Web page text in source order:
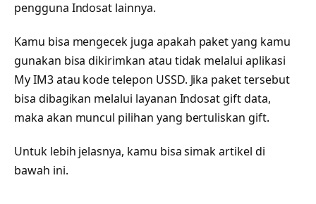
pengguna Indosat lainnya.
Kamu bisa mengecek juga apakah paket yang kamu
gunakan bisa dikirimkan atau tidak melalui aplikasi
My IM3 atau kode telepon USSD. Jika paket tersebut
bisa dibagikan melalui layanan Indosat gift data,
maka akan muncul pilihan yang bertuliskan gift.
Untuk lebih jelasnya, kamu bisa simak artikel di
bawah ini.